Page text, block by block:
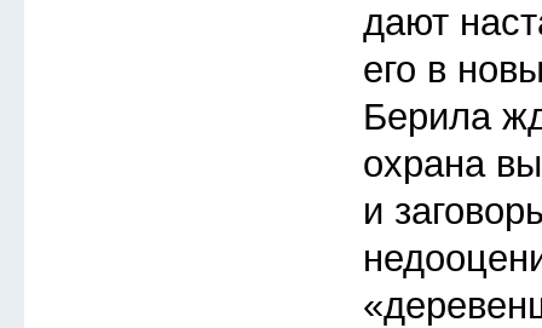
дают
его в
Берила
охрана
и